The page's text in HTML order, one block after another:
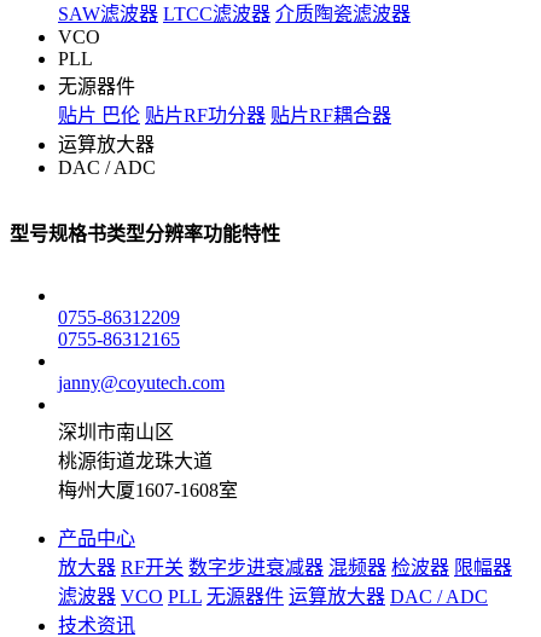
SAW滤波器 LTCC滤波器 介质陶瓷滤波器
VCO
PLL
无源器件
贴片 巴伦 贴片RF功分器 贴片RF耦合器
运算放大器
DAC / ADC
型号规格书类型分辨率功能特性
0755-86312209
0755-86312165
janny@coyutech.com
深圳市南山区
桃源街道龙珠大道
梅州大厦1607-1608室
产品中心
放大器 RF开关 数字步进衰减器 混频器 检波器 限幅器
滤波器 VCO PLL 无源器件 运算放大器 DAC / ADC
技术资讯